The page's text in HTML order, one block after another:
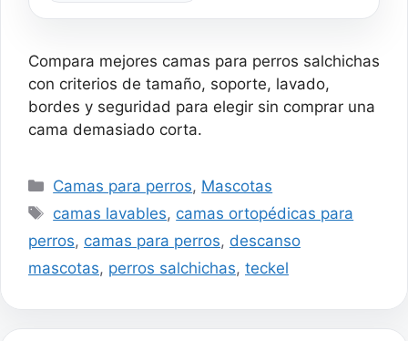
Apariencia de Ante, Gris
Claro/Gris Oscuro (con
Nombre)
Compara mejores camas para perros salchichas
con criterios de tamaño, soporte, lavado,
bordes y seguridad para elegir sin comprar una
cama demasiado corta.
Categorías
Camas para perros, Mascotas
Etiquetas
camas lavables, camas ortopédicas para
perros, camas para perros, descanso
mascotas, perros salchichas, teckel